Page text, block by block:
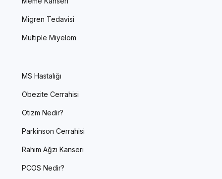
Migren Tedavisi
Multiple Miyelom
MS Hastalığı
Obezite Cerrahisi
Otizm Nedir?
Parkinson Cerrahisi
Rahim Ağzı Kanseri
PCOS Nedir?